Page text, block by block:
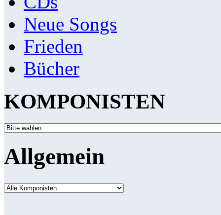
Neue Songs
Frieden
Bücher
KOMPONISTEN
Allgemein